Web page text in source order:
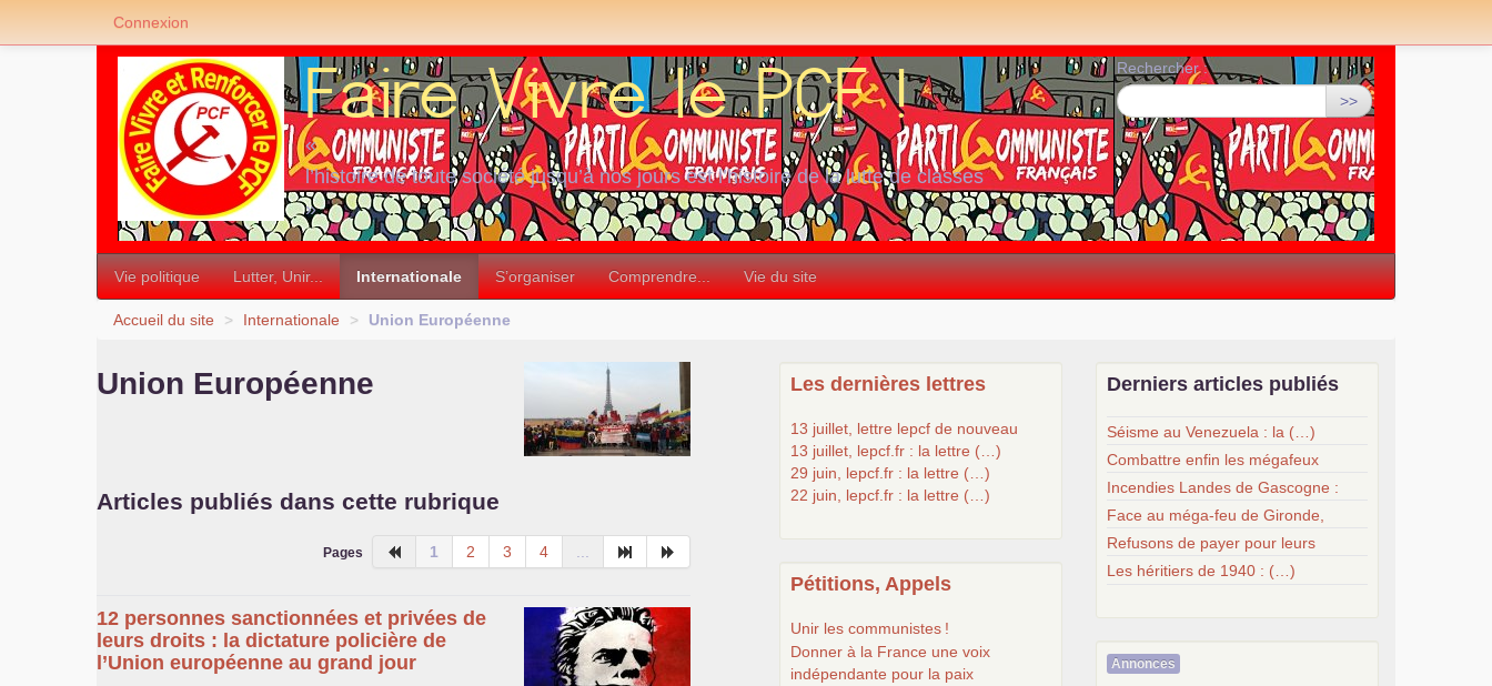
«
l’histoire de toute société jusqu’à nos jours est l’histoire de la lutte de classes
»
Rechercher :
>>
Vie politique Lutter, Unir... Internationale S’organiser Comprendre... Vie du site
Accueil du site > Internationale > Union Européenne
Union Européenne
Articles publiés dans cette rubrique
Pages 1 2 3 4
12 personnes sanctionnées et privées de
leurs droits : la dictature policière de
l’Union européenne au grand jour
Les dernières lettres
13 juillet, lettre lepcf de nouveau
13 juillet, lepcf.fr : la lettre (…)
29 juin, lepcf.fr : la lettre (…)
22 juin, lepcf.fr : la lettre (…)
Pétitions, Appels
Unir les communistes !
Donner à la France une voix
indépendante pour la paix
Derniers articles publiés
Séisme au Venezuela : la (…)
Combattre enfin les mégafeux
Incendies Landes de Gascogne :
Face au méga-feu de Gironde,
Refusons de payer pour leurs
Les héritiers de 1940 : (…)
Annonces
Connexion